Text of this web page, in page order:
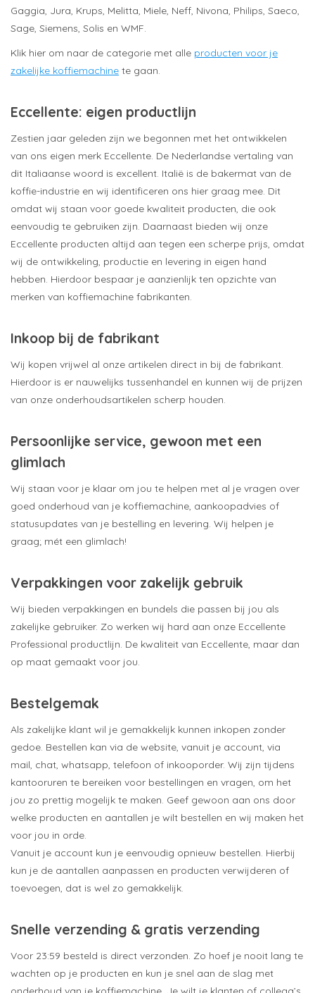
Gaggia, Jura, Krups, Melitta, Miele, Neff, Nivona, Philips, Saeco,
Sage, Siemens, Solis en WMF.
Klik hier om naar de categorie met alle producten voor je
zakelijke koffiemachine te gaan.
Eccellente: eigen productlijn
Zestien jaar geleden zijn we begonnen met het ontwikkelen
van ons eigen merk Eccellente. De Nederlandse vertaling van
dit Italiaanse woord is excellent. Italië is de bakermat van de
koffie-industrie en wij identificeren ons hier graag mee. Dit
omdat wij staan voor goede kwaliteit producten, die ook
eenvoudig te gebruiken zijn. Daarnaast bieden wij onze
Eccellente producten altijd aan tegen een scherpe prijs, omdat
wij de ontwikkeling, productie en levering in eigen hand
hebben. Hierdoor bespaar je aanzienlijk ten opzichte van
merken van koffiemachine fabrikanten.
Inkoop bij de fabrikant
Wij kopen vrijwel al onze artikelen direct in bij de fabrikant.
Hierdoor is er nauwelijks tussenhandel en kunnen wij de prijzen
van onze onderhoudsartikelen scherp houden.
Persoonlijke service, gewoon met een
glimlach
Wij staan voor je klaar om jou te helpen met al je vragen over
goed onderhoud van je koffiemachine, aankoopadvies of
statusupdates van je bestelling en levering. Wij helpen je
graag; mét een glimlach!
Verpakkingen voor zakelijk gebruik
Wij bieden verpakkingen en bundels die passen bij jou als
zakelijke gebruiker. Zo werken wij hard aan onze Eccellente
Professional productlijn. De kwaliteit van Eccellente, maar dan
op maat gemaakt voor jou.
Bestelgemak
Als zakelijke klant wil je gemakkelijk kunnen inkopen zonder
gedoe. Bestellen kan via de website, vanuit je account, via
mail, chat, whatsapp, telefoon of inkooporder. Wij zijn tijdens
kantooruren te bereiken voor bestellingen en vragen, om het
jou zo prettig mogelijk te maken. Geef gewoon aan ons door
welke producten en aantallen je wilt bestellen en wij maken het
voor jou in orde.
Vanuit je account kun je eenvoudig opnieuw bestellen. Hierbij
kun je de aantallen aanpassen en producten verwijderen of
toevoegen, dat is wel zo gemakkelijk.
Snelle verzending & gratis verzending
Voor 23:59 besteld is direct verzonden. Zo hoef je nooit lang te
wachten op je producten en kun je snel aan de slag met